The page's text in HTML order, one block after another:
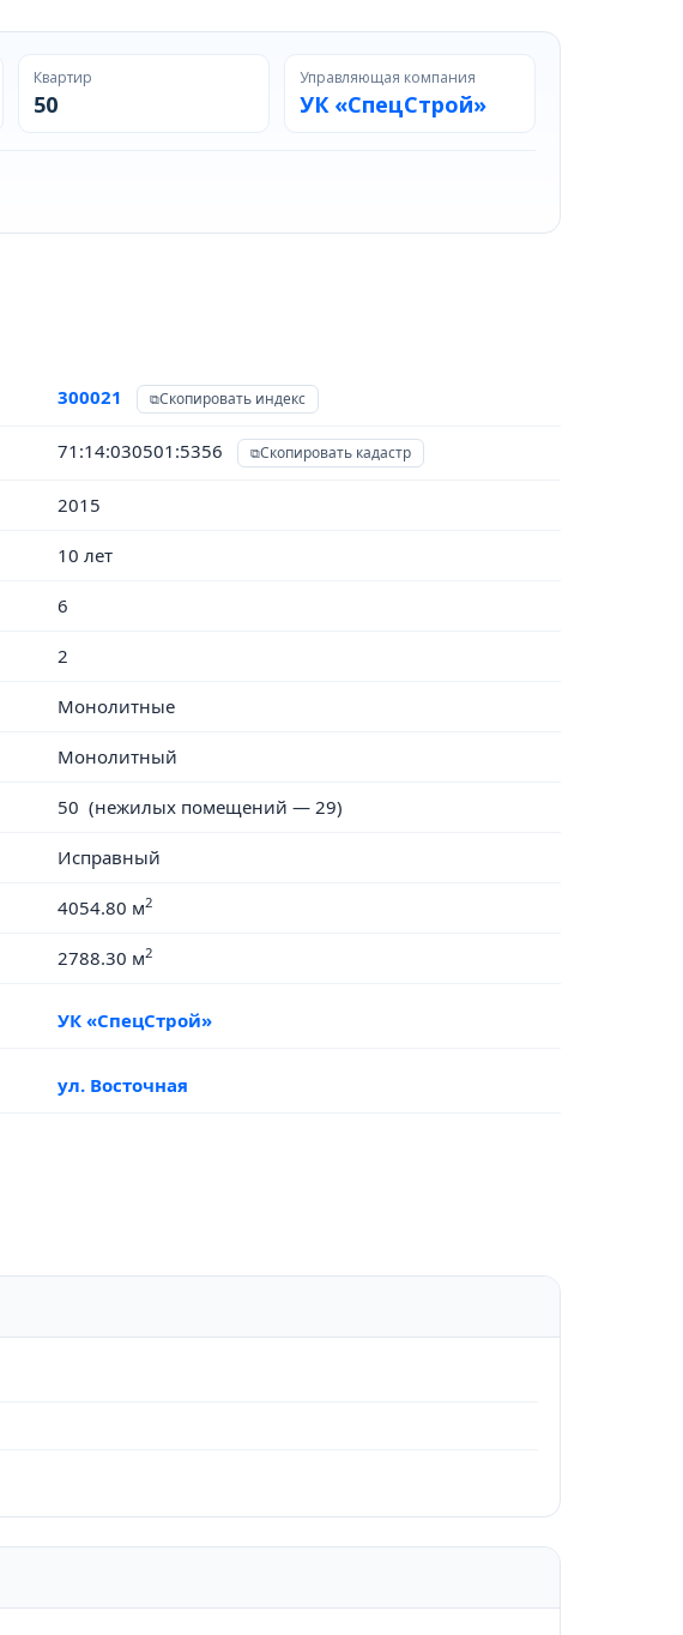
Квартир
50
Управляющая компания
УК «СпецСтрой»
300021 Скопировать индекс
71:14:030501:5356 Скопировать кадастр
2015
10 лет
6
2
Монолитные
Монолитный
50 (нежилых помещений — 29)
Исправный
4054.80 м2
2788.30 м2
УК «СпецСтрой»
ул. Восточная